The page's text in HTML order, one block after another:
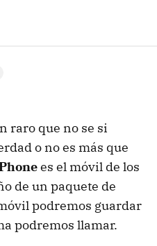
raro que no se si
o no es más que
es el móvil de los
de un paquete de
podremos guardar
podremos llamar.